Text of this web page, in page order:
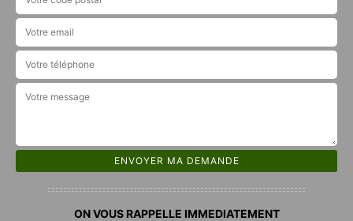
ON VOUS RAPPELLE IMMEDIATEMENT